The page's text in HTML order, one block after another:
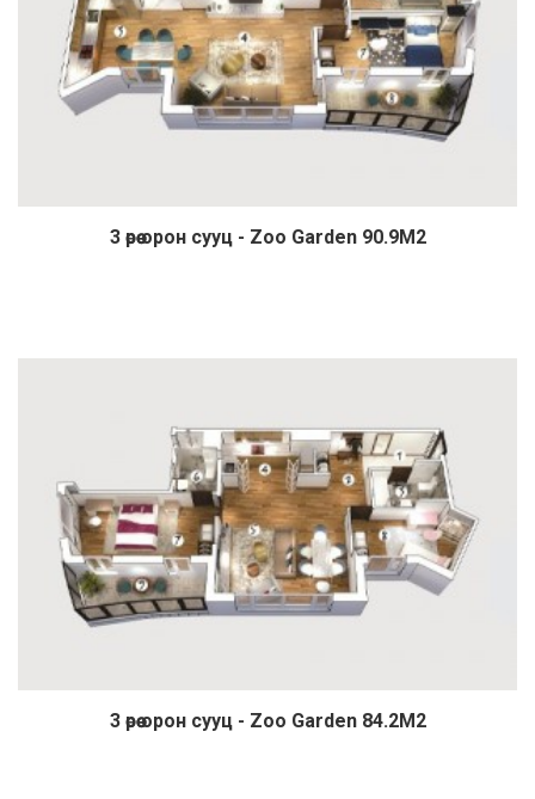
Дэлгэрэнгүй
3 өрөө орон сууц - Zoo Garden 90.9М2
Дэлгэрэнгүй
3 өрөө орон сууц - Zoo Garden 84.2М2